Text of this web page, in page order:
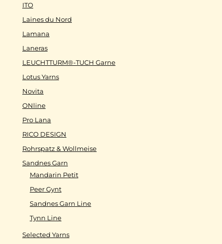
ITO
Laines du Nord
Lamana
Laneras
LEUCHTTURM®-TUCH Garne
Lotus Yarns
Novita
ONline
Pro Lana
RICO DESIGN
Rohrspatz & Wollmeise
Sandnes Garn
Mandarin Petit
Peer Gynt
Sandnes Garn Line
Tynn Line
Selected Yarns